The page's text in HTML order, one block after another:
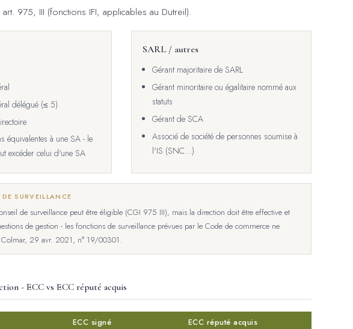
975, III (fonctions IFI, applicables au Dutreil).
délégué (≤ 5)
équivalentes à une SA - le
excéder celui d'une SA
SARL / autres
Gérant majoritaire de SARL
Gérant minoritaire ou égalitaire nommé aux
statuts
Gérant de SCA
Associé de société de personnes soumise à
l'IS (SNC…)
SURVEILLANCE
de surveillance peut être éligible (CGI 975 III), mais la direction doit être effective et
de gestion - les fonctions de surveillance prévues par le Code de commerce ne
Colmar, 29 avr. 2021, n° 19/00301.
- ECC vs ECC réputé acquis
ECC signé ECC réputé acquis